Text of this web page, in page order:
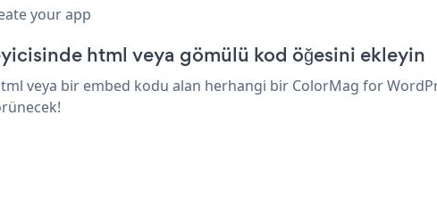
your app
html veya gömülü kod öğesini ekleyin
veya bir embed kodu alan herhangi bir ColorMag for